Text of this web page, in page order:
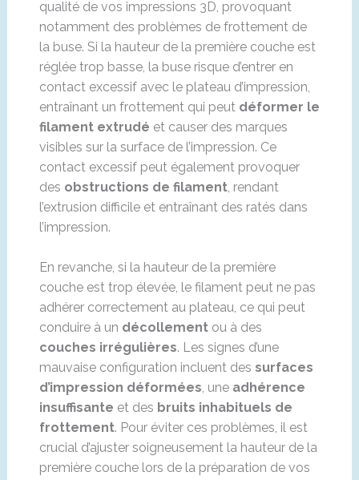
qualité de vos impressions 3D, provoquant
notamment des problèmes de frottement de
la buse. Si la hauteur de la première couche est
réglée trop basse, la buse risque d’entrer en
contact excessif avec le plateau d’impression,
entraînant un frottement qui peut déformer le
filament extrudé et causer des marques
visibles sur la surface de l’impression. Ce
contact excessif peut également provoquer
des obstructions de filament, rendant
l’extrusion difficile et entraînant des ratés dans
l’impression.
En revanche, si la hauteur de la première
couche est trop élevée, le filament peut ne pas
adhérer correctement au plateau, ce qui peut
conduire à un décollementou à des
couches irrégulières. Les signes d’une
mauvaise configuration incluent des surfaces
d’impression déformées, une adhérence
insuffisante et des bruits inhabituels de
frottement. Pour éviter ces problèmes, il est
crucial d’ajuster soigneusement la hauteur de la
première couche lors de la préparation de vos